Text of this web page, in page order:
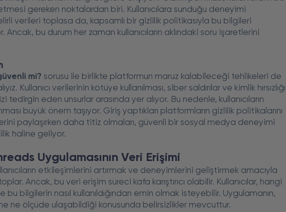
gereken noktalardan biri. Kullanıcılara sunduğu deneyimi
verileri toplasa da, kapsamlı bir gizlilik politikasıyla bu bilgileri
Ancak, bu durum her zaman kullanıcıların aklındaki soru işaretlerini
mi? sorusu ile birlikte platformun maruz kalabileceği tehlikeleri de
Kullanıcı verilerinin kötüye kullanılması, siber saldırılar ve kimlik hırsızlığı
tedirgin eden unsurlar arasında yer alıyor. Bu nedenle, kullanıcıların
büyük önem taşıyor. Giriş yaptıkları platformların gizlilik politikalarını
paylaşırken daha titiz olmaları, güvenli bir sosyal medya deneyimi
haline geliyor.
Uygulamasının Veri Erişimi
etkileşimlerini artırmak ve deneyimlerini geliştirmek amacıyla
Ancak, bu veri erişim süreci kafa karıştırıcı olabilir. Kullanıcılar, hangi
bilgilerin nasıl kullanıldığından emin olmak isteyebilir. Uygulamanın,
ne ölçüde ulaşabildiği konusunda belirsizlikler mevcuttur.